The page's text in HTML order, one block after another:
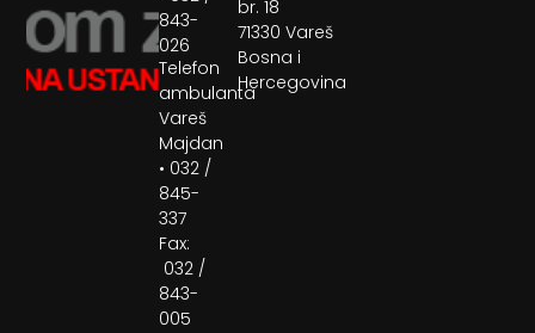
br. 18
71330 Vareš
Bosna i
Hercegovina
843-
026
Telefon
ambulanta
Vareš
Majdan
• 032 /
845-
337
Fax:
032 /
843-
005